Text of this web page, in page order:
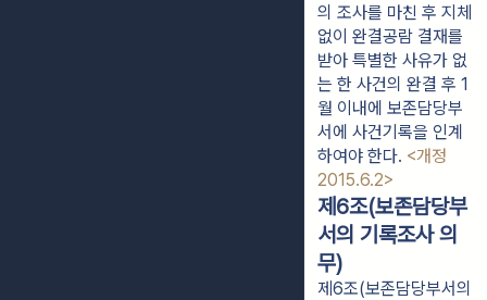
의 조사를 마친 후 지체
없이 완결공람 결재를
받아 특별한 사유가 없
는 한 사건의 완결 후 1
월 이내에 보존담당부
서에 사건기록을 인계
하여야 한다. <개정
2015.6.2>
제6조(보존담당부
서의 기록조사 의
무)
제6조(보존담당부서의